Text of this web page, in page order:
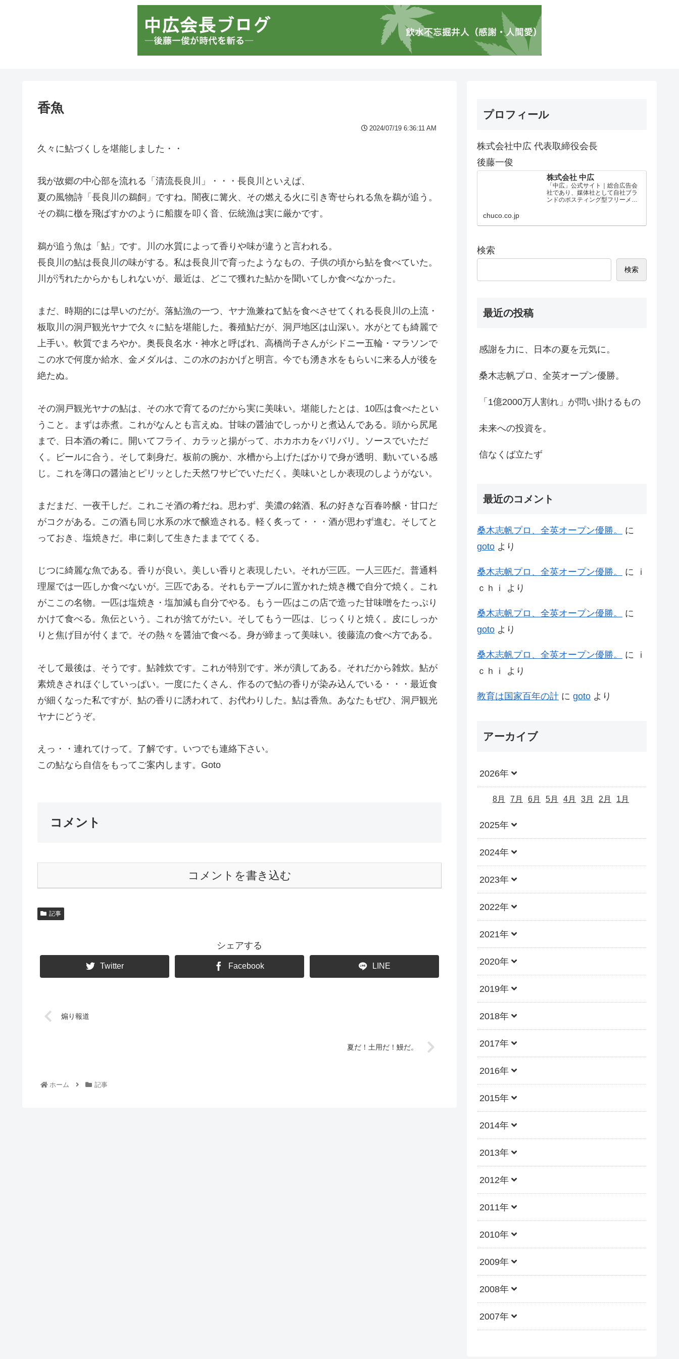
香魚
2024/07/19 6:36:11 AM
久々に鮎づくしを堪能しました・・
我が故郷の中心部を流れる「清流長良川」・・・長良川といえば、
夏の風物詩「長良川の鵜飼」ですね。闇夜に篝火、その燃える火に引き寄せられる魚を鵜が追う。
その鵜に檄を飛ばすかのように船腹を叩く音、伝統漁は実に厳かです。
鵜が追う魚は「鮎」です。川の水質によって香りや味が違うと言われる。
長良川の鮎は長良川の味がする。私は長良川で育ったようなもの、子供の頃から鮎を食べていた。
川が汚れたからかもしれないが、最近は、どこで獲れた鮎かを聞いてしか食べなかった。
まだ、時期的には早いのだが。落鮎漁の一つ、ヤナ漁兼ねて鮎を食べさせてくれる長良川の上流・
板取川の洞戸観光ヤナで久々に鮎を堪能した。養殖鮎だが、洞戸地区は山深い。水がとても綺麗で
上手い。軟質でまろやか。奥長良名水・神水と呼ばれ、高橋尚子さんがシドニー五輪・マラソンで
この水で何度か給水、金メダルは、この水のおかげと明言。今でも湧き水をもらいに来る人が後を
絶たぬ。
その洞戸観光ヤナの鮎は、その水で育てるのだから実に美味い。堪能したとは、10匹は食べたとい
うこと。まずは赤煮。これがなんとも言えぬ。甘味の醤油でしっかりと煮込んである。頭から尻尾
まで、日本酒の肴に。開いてフライ、カラッと揚がって、ホカホカをバリバリ。ソースでいただ
く。ビールに合う。そして刺身だ。板前の腕か、水槽から上げたばかりで身が透明、動いている感
じ。これを薄口の醤油とピリッとした天然ワサビでいただく。美味いとしか表現のしようがない。
まだまだ、一夜干しだ。これこそ酒の肴だね。思わず、美濃の銘酒、私の好きな百春吟醸・甘口だ
がコクがある。この酒も同じ水系の水で醸造される。軽く炙って・・・酒が思わず進む。そしてと
っておき、塩焼きだ。串に刺して生きたままでてくる。
じつに綺麗な魚である。香りが良い。美しい香りと表現したい。それが三匹。一人三匹だ。普通料
理屋では一匹しか食べないが。三匹である。それもテーブルに置かれた焼き機で自分で焼く。これ
がここの名物。一匹は塩焼き・塩加減も自分でやる。もう一匹はこの店で造った甘味噌をたっぷり
かけて食べる。魚伝という。これが捨てがたい。そしてもう一匹は、じっくりと焼く。皮にしっか
りと焦げ目が付くまで。その熱々を醤油で食べる。身が締まって美味い。後藤流の食べ方である。
そして最後は、そうです。鮎雑炊です。これが特別です。米が潰してある。それだから雑炊。鮎が
素焼きされほぐしていっぱい。一度にたくさん、作るので鮎の香りが染み込んでいる・・・最近食
が細くなった私ですが、鮎の香りに誘われて、お代わりした。鮎は香魚。あなたもぜひ、洞戸観光
ヤナにどうぞ。
えっ・・連れてけって。了解です。いつでも連絡下さい。
この鮎なら自信をもってご案内します。Goto
コメント
コメントを書き込む
記事
シェアする
Twitter Facebook LINE
煽り報道
夏だ！土用だ！鰻だ。
ホーム 記事
プロフィール
株式会社中広 代表取締役会長
後藤一俊
株式会社 中広
「中広」公式サイト｜総合広告会
社であり、媒体社として自社ブラ
ンドのポスティング型フリーメデ
chuco.co.jp
検索
検索
最近の投稿
感謝を力に、日本の夏を元気に。
桑木志帆プロ、全英オープン優勝。
「1億2000万人割れ」が問い掛けるもの
未来への投資を。
信なくば立たず
最近のコメント
桑木志帆プロ、全英オープン優勝。
に
goto より
桑木志帆プロ、全英オープン優勝。 に
ｉ
ｃｈｉ
より
桑木志帆プロ、全英オープン優勝。
に
goto より
桑木志帆プロ、全英オープン優勝。 に
ｉ
ｃｈｉ
より
教育は国家百年の計 に goto より
アーカイブ
2026年
8月 7月 6月 5月 4月 3月 2月 1月
2025年
2024年
2023年
2022年
2021年
2020年
2019年
2018年
2017年
2016年
2015年
2014年
2013年
2012年
2011年
2010年
2009年
2008年
2007年